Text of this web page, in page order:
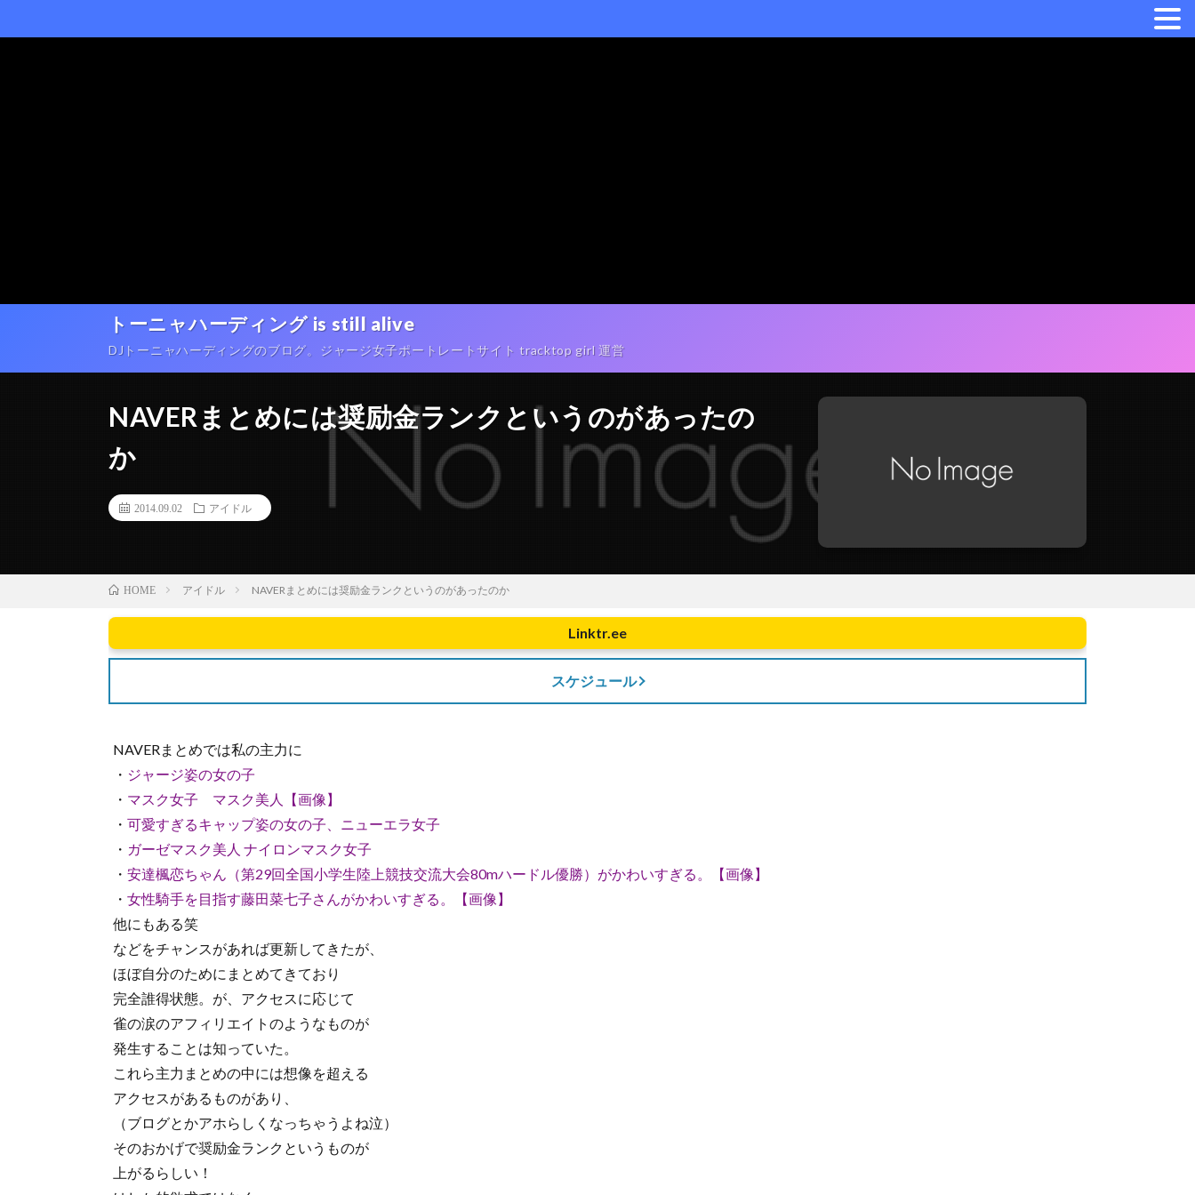
トーニャハーディング is still alive
DJトーニャハーディングのブログ。ジャージ女子ポートレートサイト tracktop girl 運営
NAVERまとめには奨励金ランクというのがあったの
か
2014.09.02 アイドル
HOME アイドル NAVERまとめには奨励金ランクというのがあったのか
Linktr.ee
スケジュール
NAVERまとめでは私の主力に
・ ジャージ姿の女の子
・ マスク女子 マスク美人【画像】
・ 可愛すぎるキャップ姿の女の子、ニューエラ女子
・ ガーゼマスク美人 ナイロンマスク女子
・ 安達楓恋ちゃん（第29回全国小学生陸上競技交流大会80mハードル優勝）がかわいすぎる。【画像】
・ 女性騎手を目指す藤田菜七子さんがかわいすぎる。【画像】
他にもある笑
などをチャンスがあれば更新してきたが、
ほぼ自分のためにまとめてきており
完全誰得状態。が、アクセスに応じて
雀の涙のアフィリエイトのようなものが
発生することは知っていた。
これら主力まとめの中には想像を超える
アクセスがあるものがあり、
（ブログとかアホらしくなっちゃうよね泣）
そのおかげで奨励金ランクというものが
上がるらしい！